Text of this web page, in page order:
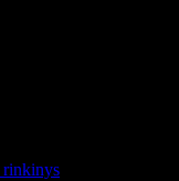
rinkinys